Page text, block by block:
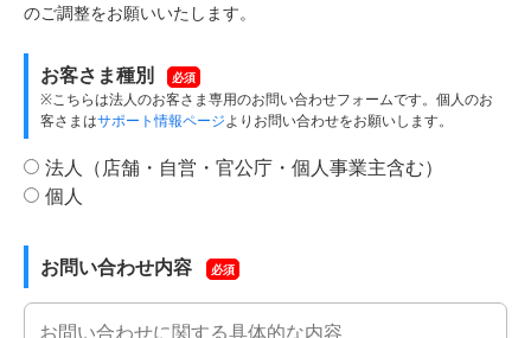
のご調整をお願いいたします。
お客さま種別 必須
※こちらは法人のお客さま専用のお問い合わせフォームです。個人のお
客さまはサポート情報ページよりお問い合わせをお願いします。
法人（店舗・自営・官公庁・個人事業主含む）
個人
お問い合わせ内容 必須